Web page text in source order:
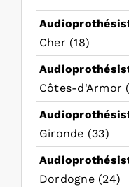
Cher (18)
Côtes-d'Armor
Gironde (33)
Dordogne (24)